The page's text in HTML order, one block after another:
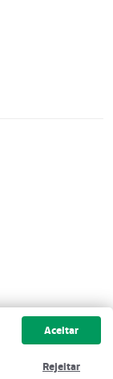
Aceitar
Rejeitar